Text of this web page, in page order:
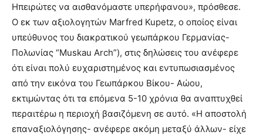
Ηπειρώτες να αισθανόμαστε υπερήφανου», πρόσθεσε.
Ο εκ των αξιολογητών Marfred Kupetz, ο οποίος είναι
υπεύθυνος του διακρατικού γεωπάρκου Γερμανίας-
Πολωνίας “Muskau Arch”), στις δηλώσεις του ανέφερε
ότι είναι πολύ ευχαριστημένος και εντυπωσιασμένος
από την εικόνα του Γεωπάρκου Βίκου- Αώου,
εκτιμώντας ότι τα επόμενα 5-10 χρόνια θα αναπτυχθεί
περαιτέρω η περιοχή βασιζόμενη σε αυτό. «Η αποστολή
επαναξιολόγησης- ανέφερε ακόμη μεταξύ άλλων- είχε